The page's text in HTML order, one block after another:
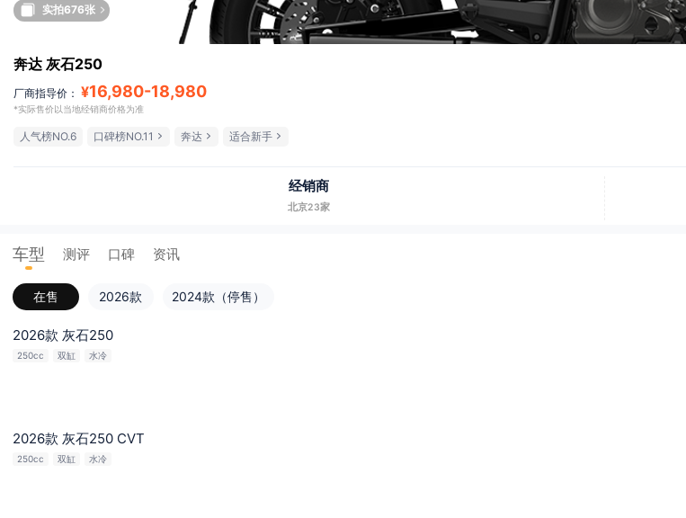
实拍676张
奔达 灰石250
厂商指导价： ¥16,980-18,980
*实际售价以当地经销商价格为准
人气榜NO.6 口碑榜NO.11 奔达 适合新手
经销商
北京23家
车型 测评 口碑 资讯
在售 2026款 2024款（停售）
2026款 灰石250
250cc 双缸 水冷
2026款 灰石250 CVT
250cc 双缸 水冷